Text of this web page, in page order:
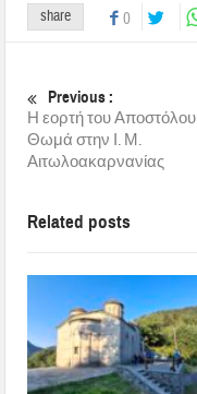
share 0
Previous :
Η εορτή του Αποστόλου
Θωμά στην Ι. Μ.
Αιτωλοακαρνανίας
Related posts